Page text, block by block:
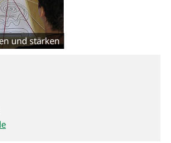
und stärken